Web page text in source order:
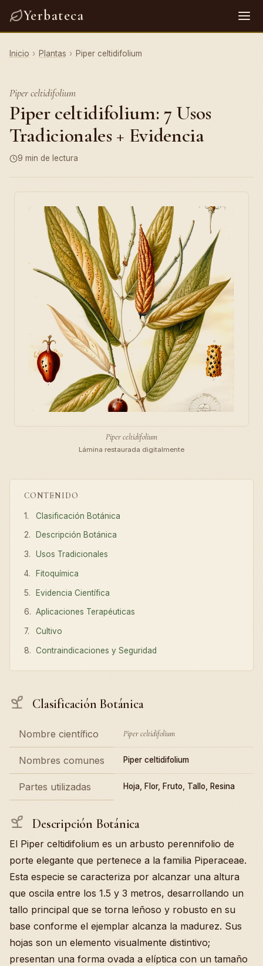
Yerbateca
Inicio › Plantas › Piper celtidifolium
Piper celtidifolium
Piper celtidifolium: 7 Usos
Tradicionales + Evidencia
9 min de lectura
CONTENIDO
Clasificación Botánica
Descripción Botánica
Usos Tradicionales
Fitoquímica
Evidencia Científica
Aplicaciones Terapéuticas
Cultivo
Contraindicaciones y Seguridad
Clasificación Botánica
Nombre científico Piper celtidifolium
Nombres comunes Piper celtidifolium
Partes utilizadas Hoja, Flor, Fruto, Tallo, Resina
Descripción Botánica
El Piper celtidifolium es un arbusto perennifolio de
porte elegante que pertenece a la familia Piperaceae.
Esta especie se caracteriza por alcanzar una altura
que oscila entre los 1.5 y 3 metros, desarrollando un
tallo principal que se torna leñoso y robusto en su
base conforme el ejemplar alcanza la madurez. Sus
hojas son un elemento visualmente distintivo;
presentan una forma ovada a elíptica con un tamaño
Piper celtidifolium
Lámina restaurada digitalmente